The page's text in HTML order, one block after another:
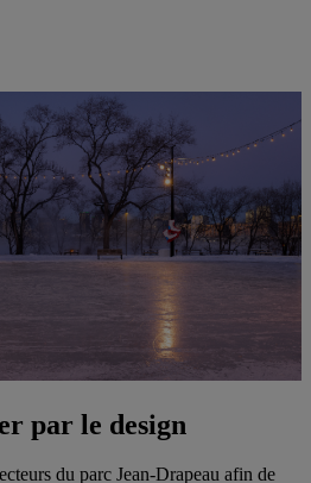
par le design
du parc Jean-Drapeau afin de